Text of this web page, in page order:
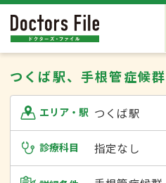
つくば駅、手根管症候群
エリア・駅 つくば駅
診療科目 指定なし